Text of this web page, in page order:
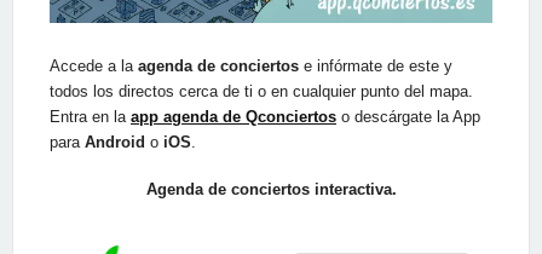
Accede a la agenda de conciertos e infórmate de este y
todos los directos cerca de ti o en cualquier punto del mapa.
Entra en la app agenda de Qconciertos o descárgate la App
para Android o iOS.
Agenda de conciertos interactiva.